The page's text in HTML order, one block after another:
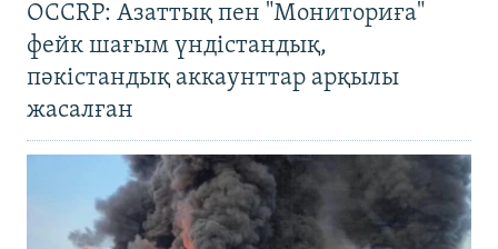
OCCRP: Азаттық пен "Мониториға"
фейк шағым үндістандық,
пәкістандық аккаунттар арқылы
жасалған